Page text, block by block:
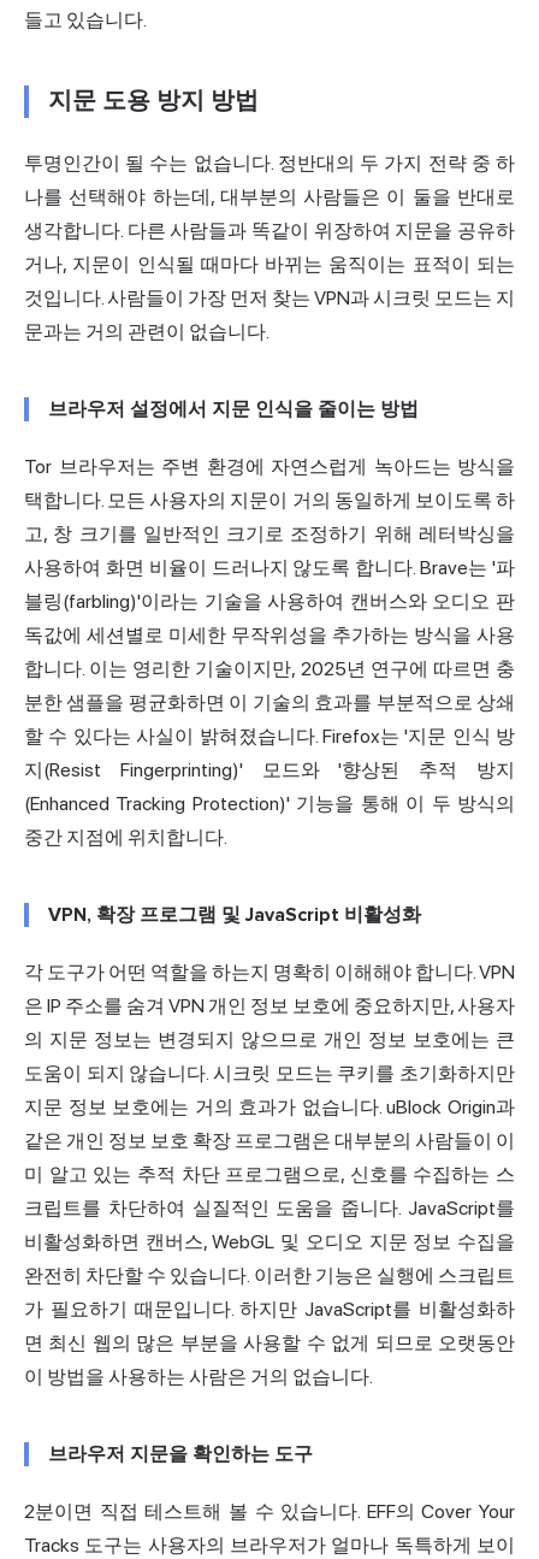
들고 있습니다.
지문 도용 방지 방법
투명인간이 될 수는 없습니다. 정반대의 두 가지 전략 중 하
나를 선택해야 하는데, 대부분의 사람들은 이 둘을 반대로
생각합니다. 다른 사람들과 똑같이 위장하여 지문을 공유하
거나, 지문이 인식될 때마다 바뀌는 움직이는 표적이 되는
것입니다. 사람들이 가장 먼저 찾는 VPN과 시크릿 모드는 지
문과는 거의 관련이 없습니다.
브라우저 설정에서 지문 인식을 줄이는 방법
Tor 브라우저는 주변 환경에 자연스럽게 녹아드는 방식을
택합니다. 모든 사용자의 지문이 거의 동일하게 보이도록 하
고, 창 크기를 일반적인 크기로 조정하기 위해 레터박싱을
사용하여 화면 비율이 드러나지 않도록 합니다. Brave는 '파
블링(farbling)'이라는 기술을 사용하여 캔버스와 오디오 판
독값에 세션별로 미세한 무작위성을 추가하는 방식을 사용
합니다. 이는 영리한 기술이지만, 2025년 연구에 따르면 충
분한 샘플을 평균화하면 이 기술의 효과를 부분적으로 상쇄
할 수 있다는 사실이 밝혀졌습니다. Firefox는 '지문 인식 방
지(Resist Fingerprinting)' 모드와 '향상된 추적 방지
(Enhanced Tracking Protection)' 기능을 통해 이 두 방식의
중간 지점에 위치합니다.
VPN, 확장 프로그램 및 JavaScript 비활성화
각 도구가 어떤 역할을 하는지 명확히 이해해야 합니다. VPN
은 IP 주소를 숨겨 VPN 개인 정보 보호에 중요하지만, 사용자
의 지문 정보는 변경되지 않으므로 개인 정보 보호에는 큰
도움이 되지 않습니다. 시크릿 모드는 쿠키를 초기화하지만
지문 정보 보호에는 거의 효과가 없습니다. uBlock Origin과
같은 개인 정보 보호 확장 프로그램은 대부분의 사람들이 이
미 알고 있는 추적 차단 프로그램으로, 신호를 수집하는 스
크립트를 차단하여 실질적인 도움을 줍니다. JavaScript를
비활성화하면 캔버스, WebGL 및 오디오 지문 정보 수집을
완전히 차단할 수 있습니다. 이러한 기능은 실행에 스크립트
가 필요하기 때문입니다. 하지만 JavaScript를 비활성화하
면 최신 웹의 많은 부분을 사용할 수 없게 되므로 오랫동안
이 방법을 사용하는 사람은 거의 없습니다.
브라우저 지문을 확인하는 도구
2분이면 직접 테스트해 볼 수 있습니다. EFF의Cover Your
Tracks 도구는 사용자의 브라우저가 얼마나 독특하게 보이